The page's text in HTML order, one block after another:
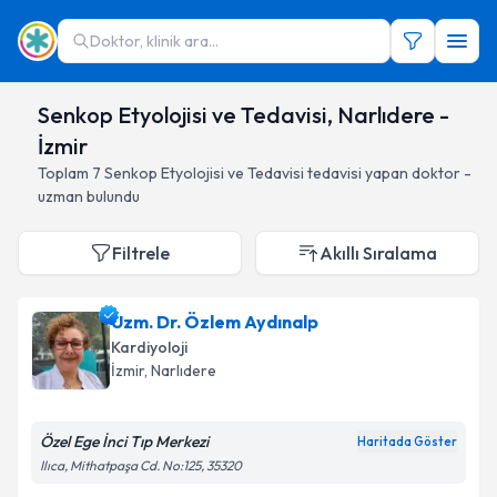
Doktor, klinik ara...
Senkop Etyolojisi ve Tedavisi, Narlıdere -
İzmir
Toplam 7 Senkop Etyolojisi ve Tedavisi tedavisi yapan doktor -
uzman bulundu
Filtrele Akıllı Sıralama
Uzm. Dr. Özlem Aydınalp
Kardiyoloji
İzmir, Narlıdere
Özel Ege İnci Tıp Merkezi Haritada Göster
Ilıca, Mithatpaşa Cd. No:125, 35320